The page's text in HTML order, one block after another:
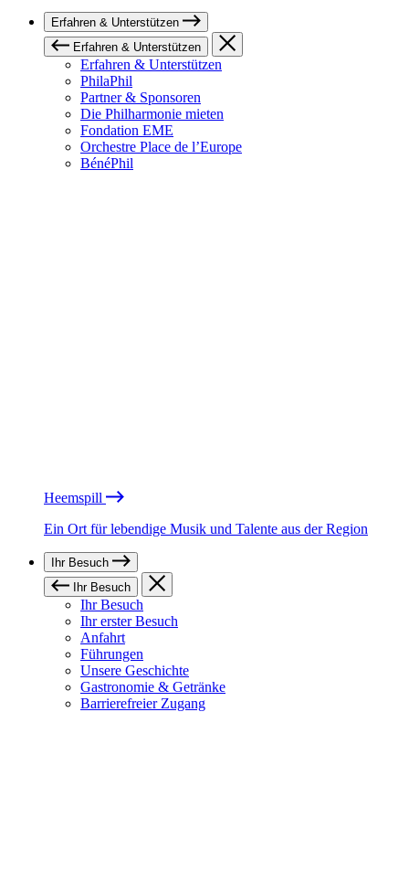
Erfahren & Unterstützen
Erfahren & Unterstützen
Erfahren & Unterstützen
PhilaPhil
Partner & Sponsoren
Die Philharmonie mieten
Fondation EME
Orchestre Place de l’Europe
BénéPhil
Heemspill
Ein Ort für lebendige Musik und Talente aus der Region
Ihr Besuch
Ihr Besuch
Ihr Besuch
Ihr erster Besuch
Anfahrt
Führungen
Unsere Geschichte
Gastronomie & Getränke
Barrierefreier Zugang